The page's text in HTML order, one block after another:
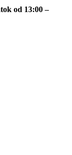
od 13:00 –